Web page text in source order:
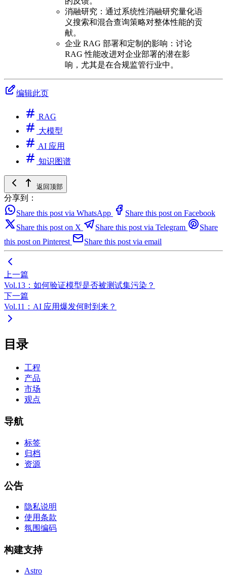
消融研究：通过系统性消融研究量化语
义搜索和混合查询策略对整体性能的贡
献。
企业 RAG 部署和定制的影响：讨论
RAG 性能改进对企业部署的潜在影
响，尤其是在合规监管行业中。
编辑此页
RAG
大模型
AI 应用
知识图谱
返回顶部
分享到：
Share this post via WhatsApp
Share this post on Facebook
Share this post on X
Share this post via Telegram
Share
this post on Pinterest
Share this post via email
上一篇
Vol.13：如何验证模型是否被测试集污染？
下一篇
Vol.11：AI 应用爆发何时到来？
目录
工程
产品
市场
观点
导航
标签
归档
资源
公告
隐私说明
使用条款
氛围编码
构建支持
Astro